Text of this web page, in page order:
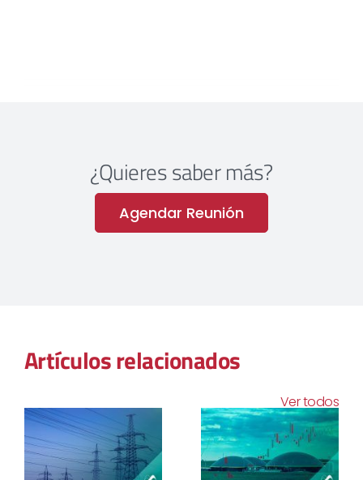
¿Quieres saber más?
Agendar Reunión
Artículos relacionados
Ver todos